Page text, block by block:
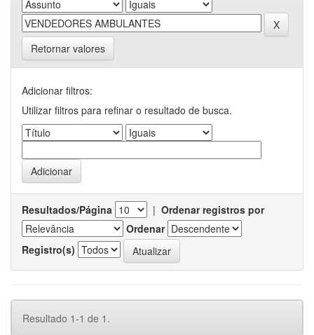
Retornar valores
Adicionar filtros:
Utilizar filtros para refinar o resultado de busca.
Resultados/Página | Ordenar registros por
Ordenar
Registro(s)
Resultado 1-1 de 1.